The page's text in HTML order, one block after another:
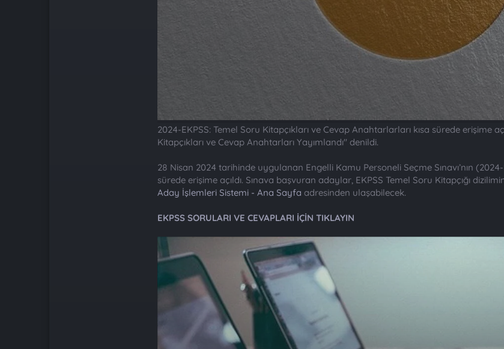
2024-EKPSS: Temel Soru Kitapçıkları ve Cevap Anahtarlarları kısa sürede erişime
Kitapçıkları ve Cevap Anahtarları Yayımlandı" denildi.
28 Nisan 2024 tarihinde uygulanan Engelli Kamu Personeli Seçme Sınavı’nın
sürede erişime açıldı. Sınava başvuran adaylar, EKPSS Temel Soru Kitapçığı
Aday İşlemleri Sistemi - Ana Sayfa adresinden ulaşabilecek.
EKPSS SORULARI VE CEVAPLARI İÇİN TIKLAYIN